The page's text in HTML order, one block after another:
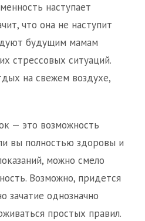
наступает
что она не наступит
будущим мамам
стрессовых ситуаций.
на свежем воздухе,
— это возможность
вы полностью здоровы и
можно смело
Возможно, придется
зачатие однозначно
простых правил.